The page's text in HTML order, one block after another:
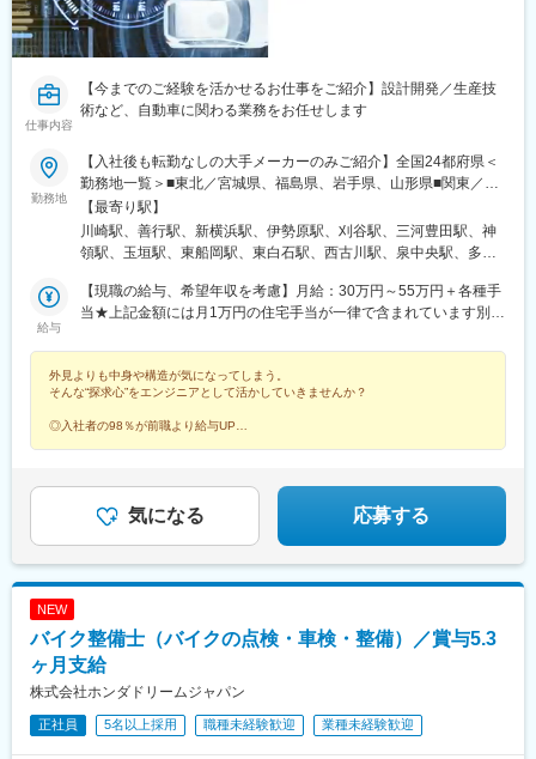
仕事内容
【今までのご経験を活かせるお仕事をご紹介】設計開発／生産技
術など、自動車に関わる業務をお任せします
勤務地
【入社後も転勤なしの大手メーカーのみご紹介】全国24都府県＜
勤務地一覧＞■東北／宮城県、福島県、岩手県、山形県■関東／群
馬県、栃木県、茨城県、千葉県、埼玉県、東京都、神奈川県■甲信
越／山梨県、長野県■中部／静岡県、愛知県、三重県■関西／滋賀
県、京都府、奈良県、大阪府、兵庫県■中国／広島県、山口県■九
煙・屋外に喫煙スペースあり八王子フォーラム・厚木フォーラ
ム・広島フォーラム＜◎入社後も転勤なし◎ご自宅から通いやす
もちろん、地元で働きたい方はそのエリアのお仕事をご紹介可
能！入社後も転勤はないため安心して就業していただけます。通
勤時間が短くなることで、趣味に費やす時間・家族とのコミュニ
ケーションが増えたなど、喜びの声が多数上がっています。長時
より自動車通勤OK
【最寄り駅】
川崎駅、善行駅、新横浜駅、伊勢原駅、刈谷駅、三河豊田駅、神
領駅、玉垣駅、東船岡駅、東白石駅、西古川駅、泉中央駅、多賀
駅、蒲須坂駅、岡本駅(栃木県)、小金井駅、石橋駅(栃木県)、吉水
駅、新鹿沼駅、間々田駅、野州大塚駅、黒磯駅、真岡駅、寺内
駅、笠幡駅、明戸駅、東行田駅、北坂戸駅、丹荘駅、新所沢駅、
上福岡駅、朝霞台駅、東飯能駅、東松山駅、高坂駅、志久駅、本
庄早稲田駅、蓮田駅、和光市駅、蕨駅、安中榛名駅、藪塚駅、細
谷駅(群馬県)、つくば駅、勝田駅、荒川沖駅、中妻駅、神立駅、日
大学前駅(長野県)、田中駅、実籾駅、スポーツセンター駅、蘇我
駅、誉田駅、小室駅、豊洲駅、新橋駅、笹塚駅、四ツ谷駅、末広
町駅(東京都)、京急蒲田駅、八丁堀駅(東京都)、中野駅(東京都)、
梶が谷駅、新整備場駅、武蔵中原駅、上溝駅、武蔵五日市駅、矢
野口駅、小作駅、恋ケ窪駅、三鷹駅、花小金井駅、西武立川駅、
箱根ケ崎駅、田無駅、多摩境駅、豊田駅、北八王子駅、北府中
駅、原当麻駅、かしわ台駅、瀬谷駅、海老名駅(相模線)、愛甲石田
駅、相武台前駅、塔ノ沢駅、中央林間駅、倉見駅、富士岡駅、足
給与
【現職の給与、希望年収を考慮】月給：30万円～55万円＋各種手
当★上記金額には月1万円の住宅手当が一律で含まれています別
※能力・経験を考慮し当社規定により決定※詳細は面接時に説明い
たします※法定外・法定休日労働いずれも1分単位で計測し、所定
の割増率を乗じた金額で支給【社員の年収例】506万円／29歳／
独身（月給30万円＋各種手当＋賞与） 624万円／34歳／配偶者あ
外見よりも中身や構造が気になってしまう。
そんな“探求心”をエンジニアとして活かしていきませんか？
◎入社者の98％が前職より給与UP
気になる 応募する
NEW
バイク整備士（バイクの点検・車検・整備）／賞与5.3
ヶ月支給
株式会社ホンダドリームジャパン
正社員 5名以上採用 職種未経験歓迎 業種未経験歓迎